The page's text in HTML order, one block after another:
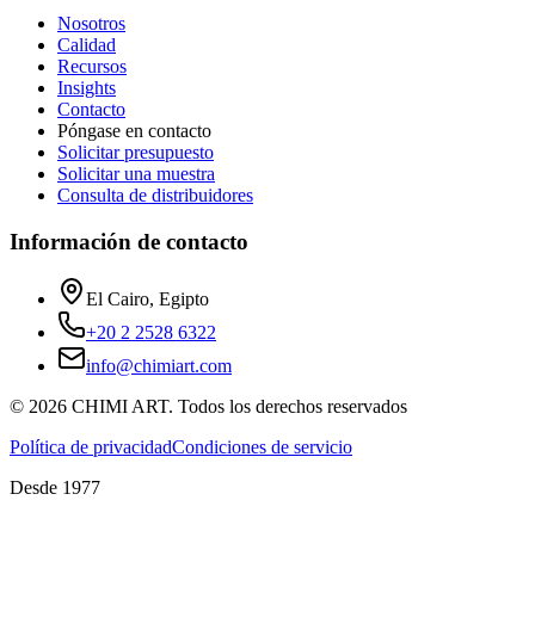
Nosotros
Calidad
Recursos
Insights
Contacto
Póngase en contacto
Solicitar presupuesto
Solicitar una muestra
Consulta de distribuidores
Información de contacto
El Cairo, Egipto
+20 2 2528 6322
info@chimiart.com
© 2026 CHIMI ART. Todos los derechos reservados
Política de privacidadCondiciones de servicio
Desde 1977